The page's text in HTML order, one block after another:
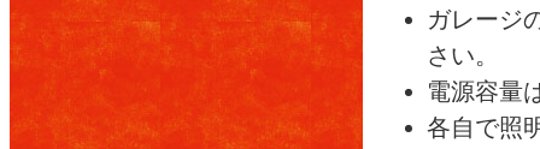
ガレージ
さい。
電源容量
各自で照